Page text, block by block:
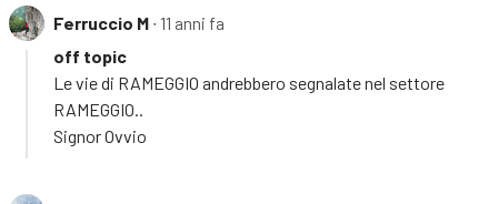
Ferruccio M ∙ 11 anni fa
off topic
Le vie di RAMEGGIO andrebbero segnalate nel settore
RAMEGGIO..
Signor Ovvio